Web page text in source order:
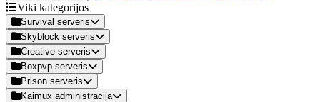
Viki kategorijos
Survival serveris
Skyblock serveris
Creative serveris
Boxpvp serveris
Prison serveris
Kaimux administracija